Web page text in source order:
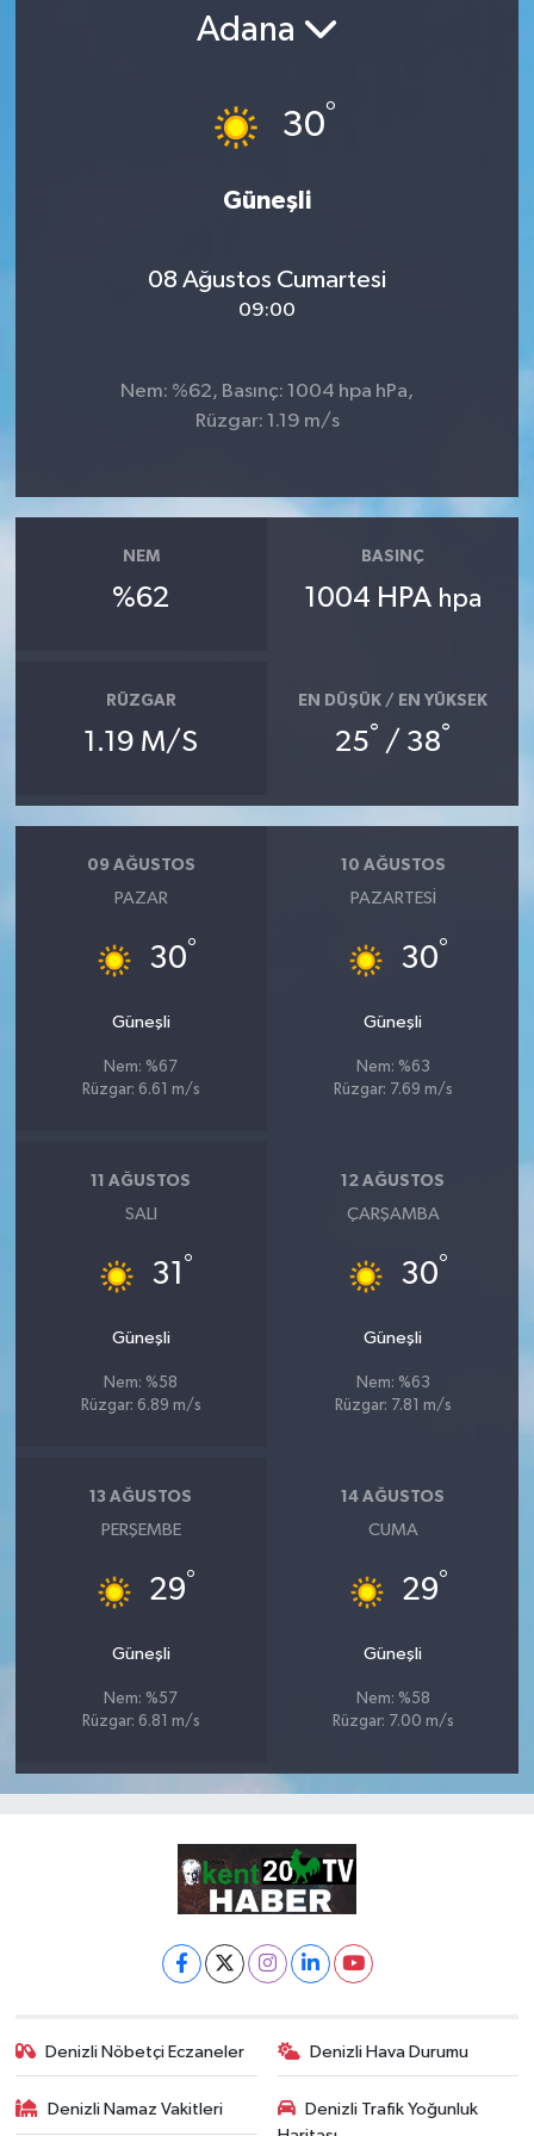
Adana
30°
Güneşli
08 Ağustos Cumartesi
09:00
Nem: %62, Basınç: 1004 hpa hPa,
Rüzgar: 1.19 m/s
NEM
%62
BASINÇ
1004 HPA hpa
RÜZGAR
1.19 M/S
EN DÜŞÜK / EN YÜKSEK
25° / 38°
09 AĞUSTOS
PAZAR
30°
Güneşli
Nem: %67
Rüzgar: 6.61 m/s
10 AĞUSTOS
PAZARTESI
30°
Güneşli
Nem: %63
Rüzgar: 7.69 m/s
11 AĞUSTOS
SALI
31 °
Güneşli
Nem: %58
Rüzgar: 6.89 m/s
12 AĞUSTOS
ÇARŞAMBA
30°
Güneşli
Nem: %63
Rüzgar: 7.81 m/s
13 AĞUSTOS
PERŞEMBE
29°
Güneşli
Nem: %57
Rüzgar: 6.81 m/s
14 AĞUSTOS
CUMA
29°
Güneşli
Nem: %58
Rüzgar: 7.00 m/s
Denizli Nöbetçi Eczaneler Denizli Hava Durumu
Denizli Namaz Vakitleri
Denizli Trafik Yoğunluk